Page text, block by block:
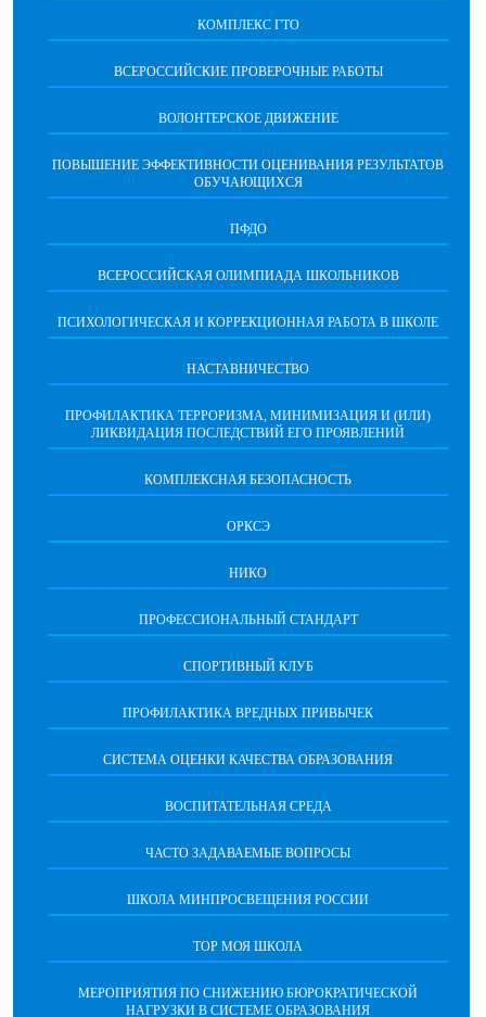
КОМПЛЕКС ГТО
ВСЕРОССИЙСКИЕ ПРОВЕРОЧНЫЕ РАБОТЫ
ВОЛОНТЕРСКОЕ ДВИЖЕНИЕ
ПОВЫШЕНИЕ ЭФФЕКТИВНОСТИ ОЦЕНИВАНИЯ РЕЗУЛЬТАТОВ
ОБУЧАЮЩИХСЯ
ПФДО
ВСЕРОССИЙСКАЯ ОЛИМПИАДА ШКОЛЬНИКОВ
ПСИХОЛОГИЧЕСКАЯ И КОРРЕКЦИОННАЯ РАБОТА В ШКОЛЕ
НАСТАВНИЧЕСТВО
ПРОФИЛАКТИКА ТЕРРОРИЗМА, МИНИМИЗАЦИЯ И (ИЛИ)
ЛИКВИДАЦИЯ ПОСЛЕДСТВИЙ ЕГО ПРОЯВЛЕНИЙ
КОМПЛЕКСНАЯ БЕЗОПАСНОСТЬ
ОРКСЭ
НИКО
ПРОФЕССИОНАЛЬНЫЙ СТАНДАРТ
СПОРТИВНЫЙ КЛУБ
ПРОФИЛАКТИКА ВРЕДНЫХ ПРИВЫЧЕК
CИСТЕМА ОЦЕНКИ КАЧЕСТВА ОБРАЗОВАНИЯ
ВОСПИТАТЕЛЬНАЯ СРЕДА
ЧАСТО ЗАДАВАЕМЫЕ ВОПРОСЫ
ШКОЛА МИНПРОСВЕЩЕНИЯ РОССИИ
ТОР МОЯ ШКОЛА
МЕРОПРИЯТИЯ ПО СНИЖЕНИЮ БЮРОКРАТИЧЕСКОЙ
НАГРУЗКИ В СИСТЕМЕ ОБРАЗОВАНИЯ